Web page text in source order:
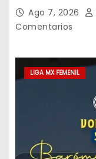
Ago 7, 2026
Comentarios
LIGA MX FEMENIL